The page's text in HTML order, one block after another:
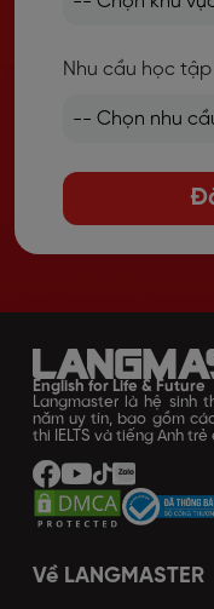
Nhu cầu học tập
English for Life & Future
Langmaster là hệ sinh
năm uy tín, bao gồm
thi IELTS và tiếng Anh trẻ
Về LANGMASTER